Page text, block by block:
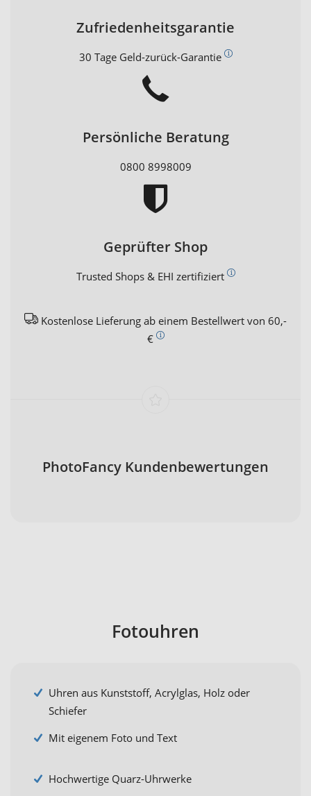
Zufriedenheitsgarantie
30 Tage Geld-zurück-Garantie
Persönliche Beratung
0800 8998009
Geprüfter Shop
Trusted Shops & EHI zertifiziert
Kostenlose Lieferung ab einem Bestellwert von 60,-
€
PhotoFancy Kundenbewertungen
Fotouhren
Uhren aus Kunststoff, Acrylglas, Holz oder
Schiefer
Mit eigenem Foto und Text
Hochwertige Quarz-Uhrwerke